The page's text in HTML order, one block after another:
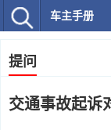
车主手册
提问
交通事故起诉